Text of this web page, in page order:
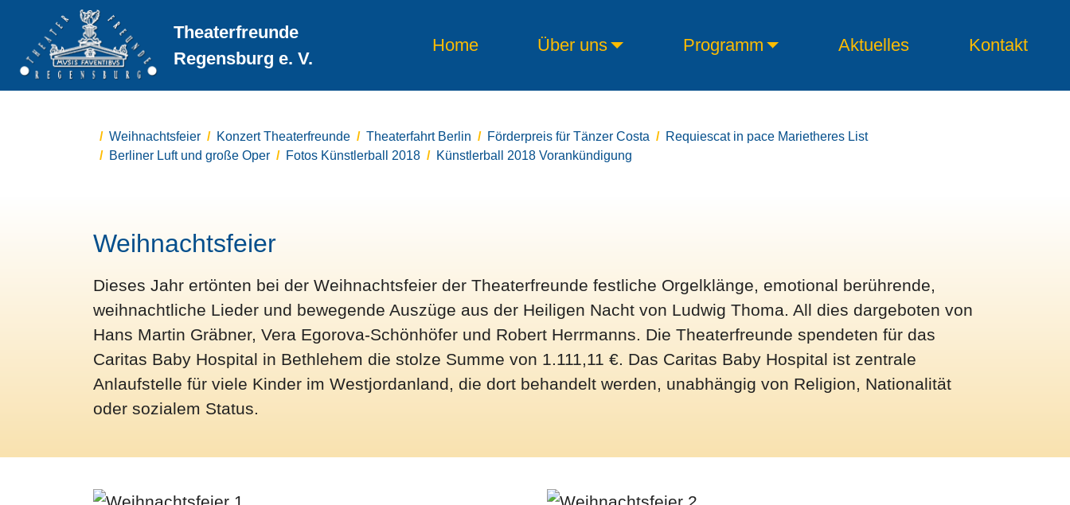
Theaterfreunde
Regensburg e. V.
Home Über uns Programm Aktuelles Kontakt
Weihnachtsfeier Konzert Theaterfreunde Theaterfahrt Berlin Förderpreis für Tänzer Costa
Requiescat in pace Marietheres List
Berliner Luft und große Oper
Fotos Künstlerball 2018 Künstlerball 2018 Vorankündigung
Weihnachtsfeier
Dieses Jahr ertönten bei der Weihnachtsfeier der Theaterfreunde festliche Orgelklänge, emotional berührende,
weihnachtliche Lieder und bewegende Auszüge aus der Heiligen Nacht von Ludwig Thoma. All dies dargeboten von
Hans Martin Gräbner, Vera Egorova-Schönhöfer und Robert Herrmanns. Die Theaterfreunde spendeten für das
Caritas Baby Hospital in Bethlehem die stolze Summe von 1.111,11 €. Das Caritas Baby Hospital ist zentrale
Anlaufstelle für viele Kinder im Westjordanland, die dort behandelt werden, unabhängig von Religion, Nationalität
oder sozialem Status.